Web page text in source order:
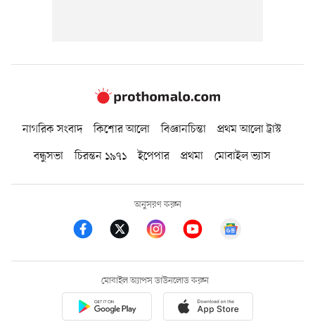
নাগরিক সংবাদ কিশোর আলো বিজ্ঞানচিন্তা
প্রথম আলো ট্রাস্ট
বন্ধুসভা
চিরন্তন ১৯৭১ ইপেপার প্রথমা মোবাইল ভ্যাস
অনুসরণ করুন
মোবাইল অ্যাপস ডাউনলোড করুন